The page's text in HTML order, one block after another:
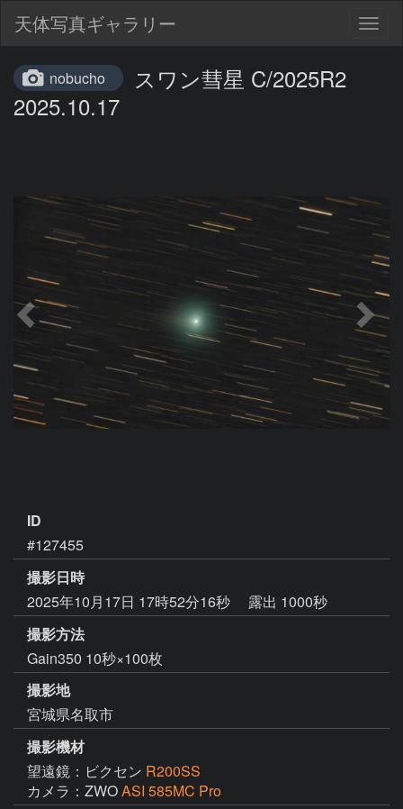
天体写真ギャラリー
nobucho
スワン彗星 C/2025R2
2025.10.17
ID
#127455
撮影日時
2025年10月17日 17時52分16秒
露出 1000秒
撮影方法
Gain350 10秒×100枚
撮影地
宮城県名取市
撮影機材
望遠鏡：ビクセン R200SS
カメラ：ZWOASI 585MC Pro